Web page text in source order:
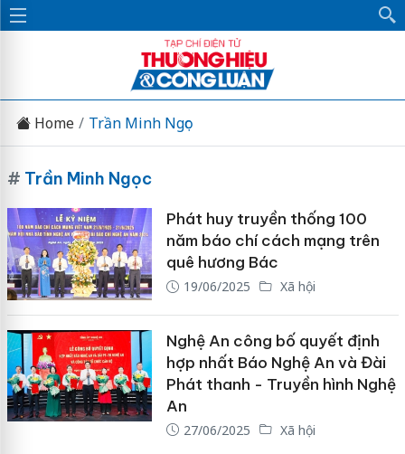
Home Trần Minh Ngọc
# Trần Minh Ngọc
Phát huy truyền thống 100
năm báo chí cách mạng trên
quê hương Bác
19/06/2025 Xã hội
Nghệ An công bố quyết định
hợp nhất Báo Nghệ An và Đài
Phát thanh - Truyền hình Nghệ
An
27/06/2025 Xã hội